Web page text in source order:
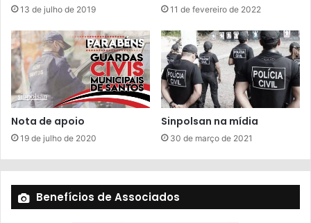
13 de julho de 2019 11 de fevereiro de 2022
Nota de apoio
19 de julho de 2020
Sinpolsan na mídia
30 de março de 2021
Benefícios de Associados